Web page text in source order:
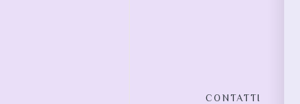
CONTATTI